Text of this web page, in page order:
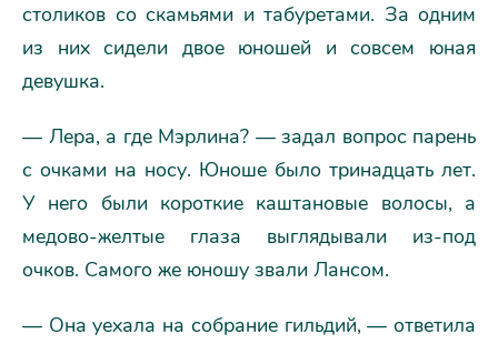
столиков со скамьями и табуретами. За одним
из них сидели двое юношей и совсем юная
девушка.
— Лера, а где Мэрлина? — задал вопрос парень
с очками на носу. Юноше было тринадцать лет.
У него были короткие каштановые волосы, а
медово-желтые глаза выглядывали из-под
очков. Самого же юношу звали Лансом.
— Она уехала на собрание гильдий, — ответила